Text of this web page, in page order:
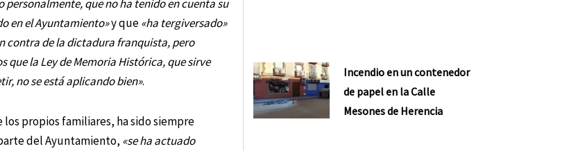
personalmente, que no ha tenido en cuenta su
en el Ayuntamiento»y que«ha tergiversado»
contra de la dictadura franquista, pero
que la Ley de Memoria Histórica, que sirve
no se está aplicando bien».
propios familiares, ha sido siempre
del Ayuntamiento, «se ha actuado
Incendio en un contenedor
de papel en la Calle
Mesones de Herencia